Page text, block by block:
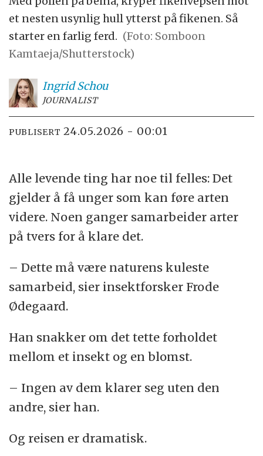
et nesten usynlig hull ytterst på fikenen. Så
starter en farlig ferd. (Foto: Somboon
Kamtaeja/Shutterstock)
Ingrid Schou
JOURNALIST
PUBLISERT 24.05.2026 - 00:01
Alle levende ting har noe til felles: Det
gjelder å få unger som kan føre arten
videre. Noen ganger samarbeider arter
på tvers for å klare det.
– Dette må være naturens kuleste
samarbeid, sier insektforsker Frode
Ødegaard.
Han snakker om det tette forholdet
mellom et insekt og en blomst.
– Ingen av dem klarer seg uten den
andre, sier han.
Og reisen er dramatisk.